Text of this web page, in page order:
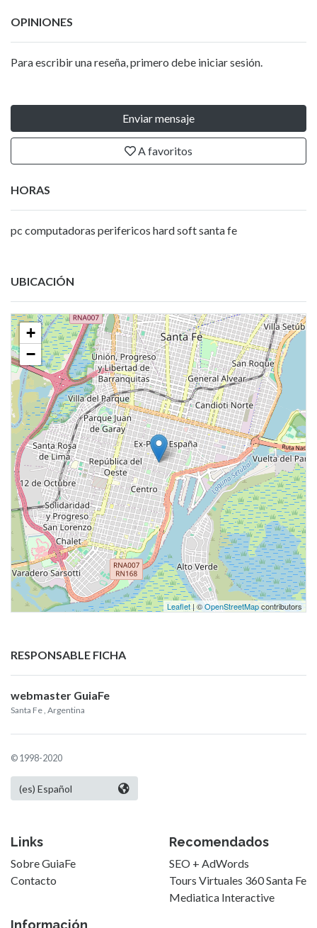
OPINIONES
Para escribir una reseña, primero debe iniciar sesión.
Enviar mensaje
A favoritos
HORAS
pc computadoras perifericos hard soft santa fe
UBICACIÓN
+
−
Leaflet| ©OpenStreetMapcontributors
RESPONSABLE FICHA
webmaster GuiaFe
Santa Fe , Argentina
© 1998-2020
Links
Sobre GuiaFe
Contacto
Recomendados
SEO + AdWords
Tours Virtuales 360 Santa Fe
Mediatica Interactive
Información